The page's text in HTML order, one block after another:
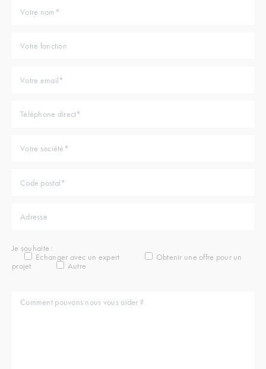
Je souhaite :
Echanger avec un expert
Obtenir une offre pour un
projet
Autre